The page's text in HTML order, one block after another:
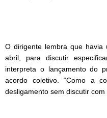
O dirigente lembra que
abril, para discutir
interpreta o lançamento do
acordo coletivo. “Como a
desligamento sem discutir com